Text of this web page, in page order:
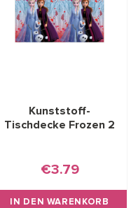
Kunststoff-
Tischdecke Frozen 2
€3.79
IN DEN WARENKORB